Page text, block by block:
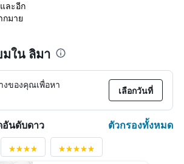
ละอีก
กมาย
ใน ลิมา
งของคุณเพื่อหา
เลือกวันที่
อันดับดาว ตัวกรองทั้งหมด